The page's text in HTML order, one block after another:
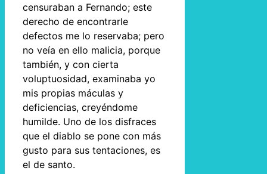
censuraban a Fernando; este
derecho de encontrarle
defectos me lo reservaba; pero
no veía en ello malicia, porque
también, y con cierta
voluptuosidad, examinaba yo
mis propias máculas y
deficiencias, creyéndome
humilde. Uno de los disfraces
que el diablo se pone con más
gusto para sus tentaciones, es
el de santo.